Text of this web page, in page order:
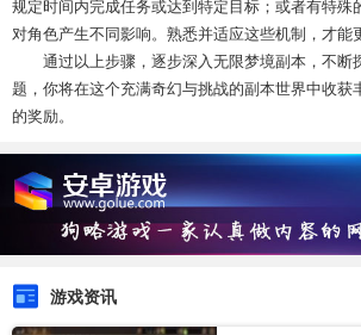
规定时间内完成任务或达到特定目标；或者有特殊
对角色产生不同影响。熟悉并适应这些机制，才能
通过以上步骤，逐步深入无限梦境副本，不断
题，你将在这个充满奇幻与挑战的副本世界中收获
的奖励。
游戏资讯